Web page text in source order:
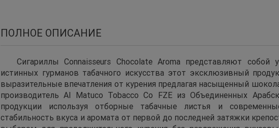
ПОЛНОЕ ОПИСАНИЕ
Сигариллы Connaisseurs Chocolate Aroma представляют собой
истинных гурманов табачного искусства этот эксклюзивный
выразительные впечатления от курения предлагая насыщенный
производитель Al Matuco Tobacco Co FZE из Объединенных
продукции используя отборные табачные листья и
стабильность вкуса и аромата от первой до последней затяжки